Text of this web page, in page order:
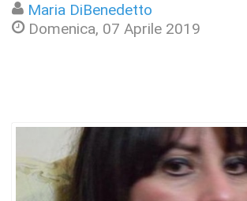
Maria DiBenedetto
Domenica, 07 Aprile 2019